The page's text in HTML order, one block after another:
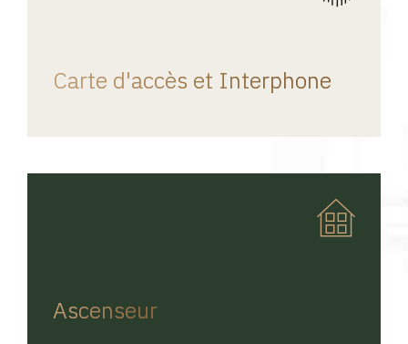
Carte d'accès et Interphone
Ascenseur